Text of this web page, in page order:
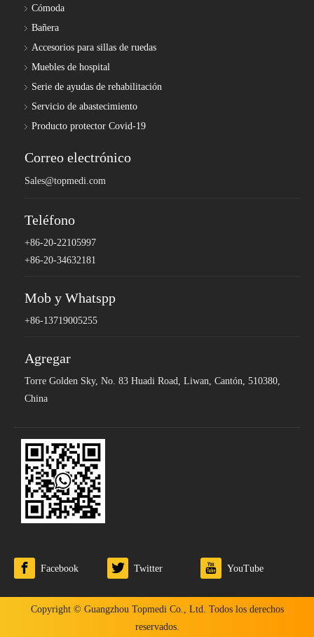
Cómoda
Bañera
Accesorios para sillas de ruedas
Muebles de hospital
Serie de ayudas de rehabilitación
Servicio de abastecimiento
Producto protector Covid-19
Correo electrónico
Sales@topmedi.com
Teléfono
+86-20-22105997
+86-20-34632181
Mob y Whatspp
+86-13719005255
Agregar
Torre Golden Sky, No. 83 Huadi Road, Liwan, Cantón, 510380,
China
Facebook Twitter YouTube
Copyright © Guangzhou Topmedi Co., Ltd. Todos los derechos
reservados.